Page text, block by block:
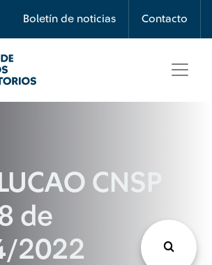
Boletín de noticias Contacto
CNSP
de
2022